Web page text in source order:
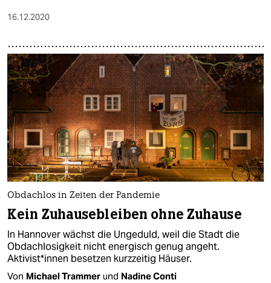
16.12.2020
Obdachlos in Zeiten der Pandemie
Kein Zuhausebleiben ohne Zuhause
In Hannover wächst die Ungeduld, weil die Stadt die
Obdachlosigkeit nicht energisch genug angeht.
Aktivist*innen besetzen kurzzeitig Häuser.
Von Michael Trammer und Nadine Conti